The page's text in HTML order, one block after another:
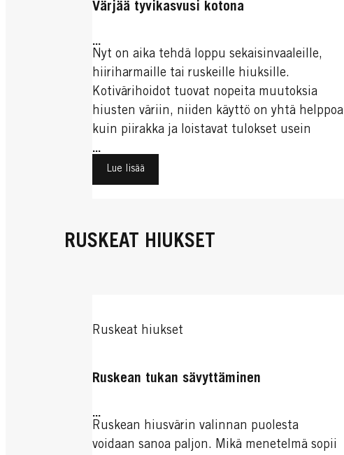
Värjää tyvikasvusi kotona
...
Nyt on aika tehdä loppu sekaisinvaaleille,
hiiriharmaille tai ruskeille hiuksille.
Kotivärihoidot tuovat nopeita muutoksia
hiusten väriin, niiden käyttö on yhtä helppoa
kuin piirakka ja loistavat tulokset usein
salpaavat henkeäsi. Haluamme auttaa sinua
löytämään oikeat väritysmenetelmät ja -
välineet
...
Lue lisää
RUSKEAT HIUKSET
Ruskeat hiukset
Ruskean tukan sävyttäminen
...
Ruskean hiusvärin valinnan puolesta
voidaan sanoa paljon. Mikä menetelmä sopii